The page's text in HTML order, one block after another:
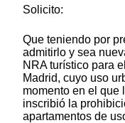
Solicito:
Que teniendo por
admitirlo y sea
NRA turístico para
Madrid, cuyo uso
momento en el que
inscribió la
apartamentos de